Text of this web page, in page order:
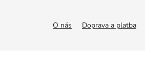
O nás Doprava a platba